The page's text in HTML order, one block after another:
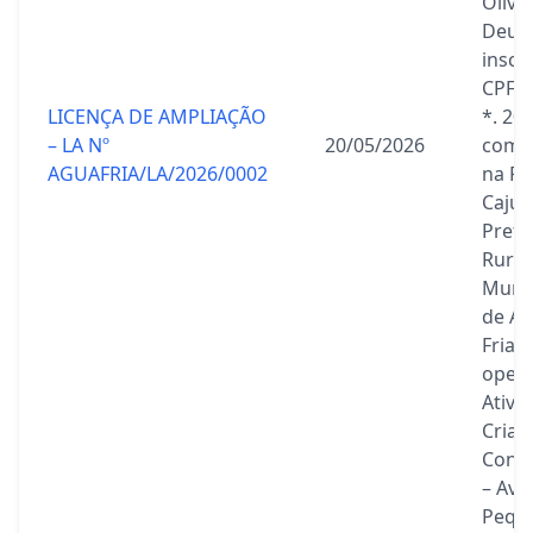
LICENÇA DE AMPLIAÇÃO
– LA Nº
AGUAFRIA/LA/2026/0002
20/05/2026
Deus,
CPF
*.
com
na
de
Fria,
–